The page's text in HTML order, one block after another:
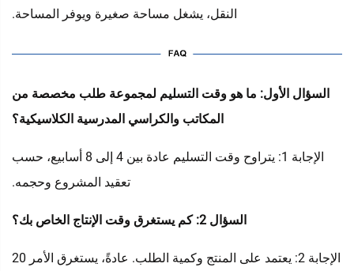
النقل، يشغل مساحة صغيرة ويوفر المساحة.
السؤال الأول: ما هو وقت التسليم لمجموعة طلب مخصصة من
المكاتب والكراسي المدرسية الكلاسيكية؟
الإجابة 1: يتراوح وقت التسليم عادة بين 4 إلى 8 أسابيع، حسب
تعقيد المشروع وحجمه.
السؤال 2: كم يستغرق وقت الإنتاج الخاص بك؟
الإجابة 2: يعتمد على المنتج وكمية الطلب. عادةً، يستغرق الأمر 20